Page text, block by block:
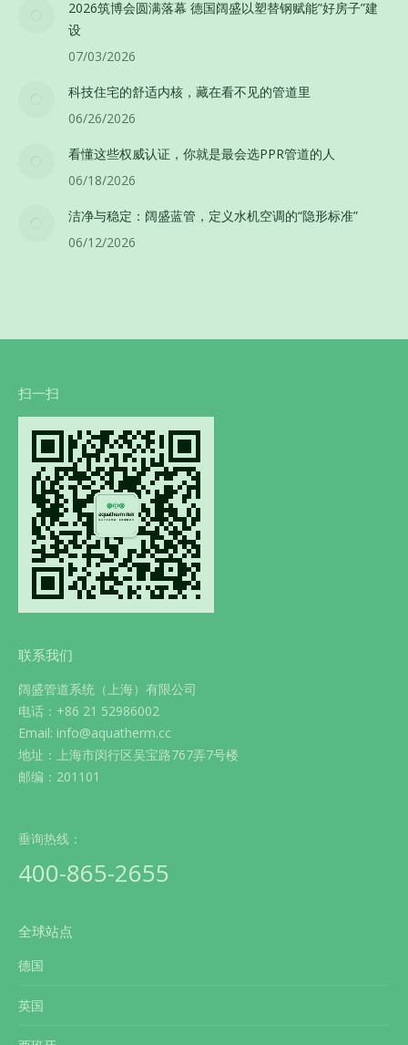
2026筑博会圆满落幕 德国阔盛以塑替钢赋能”好房子”建
设
07/03/2026
科技住宅的舒适内核，藏在看不见的管道里
06/26/2026
看懂这些权威认证，你就是最会选PPR管道的人
06/18/2026
洁净与稳定：阔盛蓝管，定义水机空调的“隐形标准”
06/12/2026
扫一扫
联系我们
阔盛管道系统（上海）有限公司
电话：+86 21 52986002
Email: info@aquatherm.cc
地址：上海市闵行区吴宝路767弄7号楼
邮编：201101
垂询热线：
400-865-2655
全球站点
德国
英国